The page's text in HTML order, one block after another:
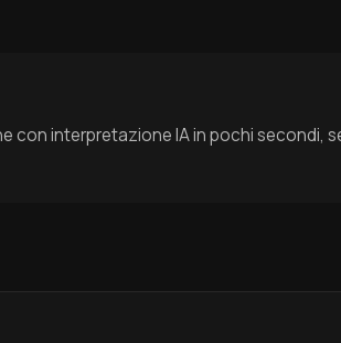
con interpretazione IA in pochi secondi,